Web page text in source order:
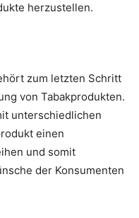
herzustellen.
zum letzten Schritt
von Tabakprodukten.
unterschiedlichen
einen
und somit
der Konsumenten